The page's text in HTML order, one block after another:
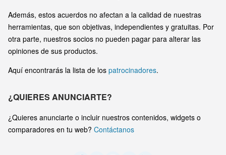
Además, estos acuerdos no afectan a la calidad de nuestras
herramientas, que son objetivas, independientes y gratuitas. Por
otra parte, nuestros socios no pueden pagar para alterar las
opiniones de sus productos.
Aquí encontrarás la lista de los patrocinadores.
¿QUIERES ANUNCIARTE?
¿Quieres anunciarte o incluir nuestros contenidos, widgets o
comparadores en tu web? Contáctanos